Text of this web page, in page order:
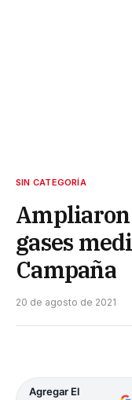
SIN CATEGORÍA
Ampliaron
gases
Campaña
20 de agosto de 2021
Agregar El